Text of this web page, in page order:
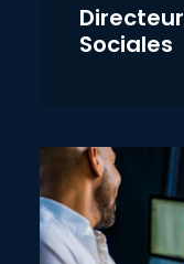
Sociales